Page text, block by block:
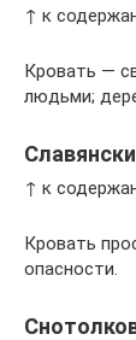
↑ к
Кровать —
людьми;
↑ к
Кровать
опасности.